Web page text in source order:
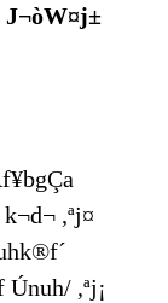
,ªj¤
,ªj¡